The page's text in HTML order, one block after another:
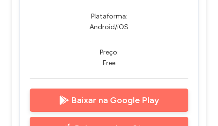
Plataforma:
Android/iOS
Preço:
Free
Baixar na Google Play